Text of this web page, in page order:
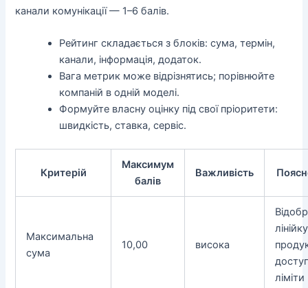
канали комунікації — 1–6 балів.
Рейтинг складається з блоків: сума, термін,
канали, інформація, додаток.
Вага метрик може відрізнятись; порівнюйте
компаній в одній моделі.
Формуйте власну оцінку під свої пріоритети:
швидкість, ставка, сервіс.
Критерій
Максимум
балів
Важливість
Максимальна
сума
10,00 висока
лінійку
ліміти